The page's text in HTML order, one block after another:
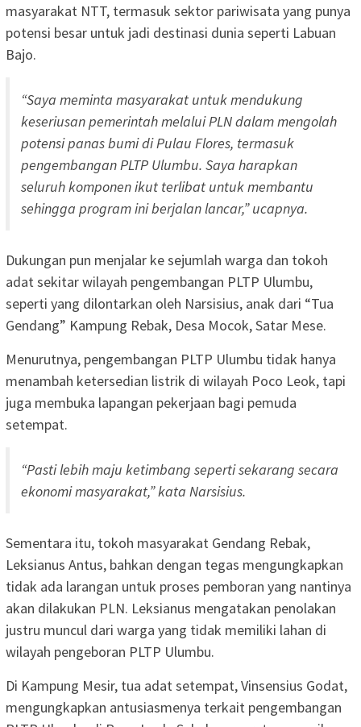
masyarakat NTT, termasuk sektor pariwisata yang punya
potensi besar untuk jadi destinasi dunia seperti Labuan
Bajo.
“Saya meminta masyarakat untuk mendukung
keseriusan pemerintah melalui PLN dalam mengolah
potensi panas bumi di Pulau Flores, termasuk
pengembangan PLTP Ulumbu. Saya harapkan
seluruh komponen ikut terlibat untuk membantu
sehingga program ini berjalan lancar,” ucapnya.
Dukungan pun menjalar ke sejumlah warga dan tokoh
adat sekitar wilayah pengembangan PLTP Ulumbu,
seperti yang dilontarkan oleh Narsisius, anak dari “Tua
Gendang” Kampung Rebak, Desa Mocok, Satar Mese.
Menurutnya, pengembangan PLTP Ulumbu tidak hanya
menambah ketersedian listrik di wilayah Poco Leok, tapi
juga membuka lapangan pekerjaan bagi pemuda
setempat.
“Pasti lebih maju ketimbang seperti sekarang secara
ekonomi masyarakat,” kata Narsisius.
Sementara itu, tokoh masyarakat Gendang Rebak,
Leksianus Antus, bahkan dengan tegas mengungkapkan
tidak ada larangan untuk proses pemboran yang nantinya
akan dilakukan PLN. Leksianus mengatakan penolakan
justru muncul dari warga yang tidak memiliki lahan di
wilayah pengeboran PLTP Ulumbu.
Di Kampung Mesir, tua adat setempat, Vinsensius Godat,
mengungkapkan antusiasmenya terkait pengembangan